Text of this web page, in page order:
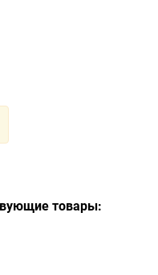
товары: